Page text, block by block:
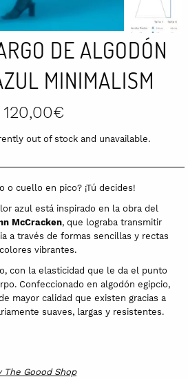
DE ALGODÓN
MINIMALISM
120,00€
out of stock and unavailable.
o cuello en pico? ¡Tú decides!
azul está inspirado en la obra del
McCracken, que lograba transmitir
a través de formas sencillas y rectas
vibrantes.
con la elasticidad que le da el punto
Confeccionado en algodón egipcio,
mayor calidad que existen gracias a
suaves, largas y resistentes.
The Goood Shop